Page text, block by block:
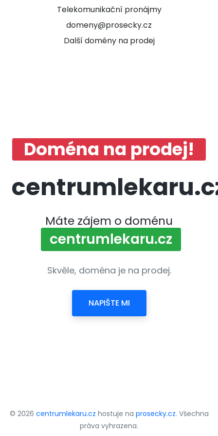
Telekomunikační pronájmy
domeny@prosecky.cz
Další domény na prodej
Doména na prodej!
Máte zájem o doménu
centrumlekaru.cz
Skvěle, doména je na prodej.
NAPIŠTE MI
© 2026 centrumlekaru.cz hostuje na prosecky.cz. Všechna
práva vyhrazena.